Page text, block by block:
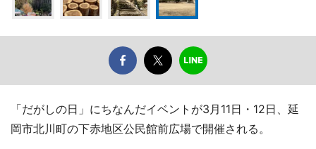
「だがしの日」にちなんだイベントが3月11日・12日、延
岡市北川町の下赤地区公民館前広場で開催される。